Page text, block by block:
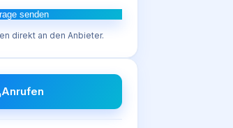
senden
direkt an den Anbieter.
Anrufen